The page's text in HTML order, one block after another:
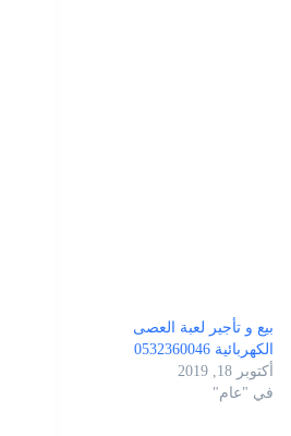
بيع و تأجير لعبة العصى
الكهربائية 0532360046
أكتوبر 18, 2019
في "عام"